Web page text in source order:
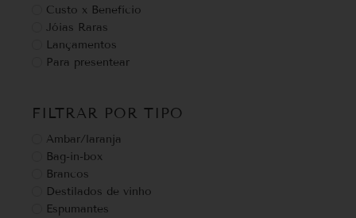
Custo x Benefício
Jóias Raras
Lançamentos
Para presentear
FILTRAR POR TIPO
Ambar/laranja
Bag-in-box
Brancos
Destilados de vinho
Espumantes